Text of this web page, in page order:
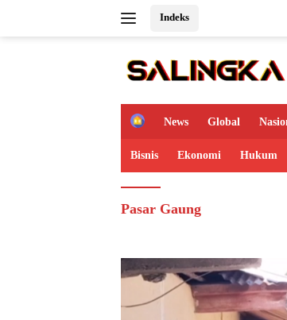
Indeks
H
m
e
News Global
Bisnis Ekonomi Hukum
Pasar Gaung